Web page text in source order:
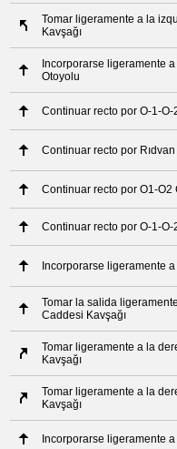
Tomar ligeramente a la
Kavşağı
Incorporarse ligeramente
Otoyolu
Continuar recto por O-1-O-
Continuar recto por
Continuar recto por O1-O2
Continuar recto por O-1-O-
Incorporarse ligeramente
Tomar la salida
Caddesi Kavşağı
Tomar ligeramente a la
Kavşağı
Tomar ligeramente a la
Kavşağı
Incorporarse ligeramente